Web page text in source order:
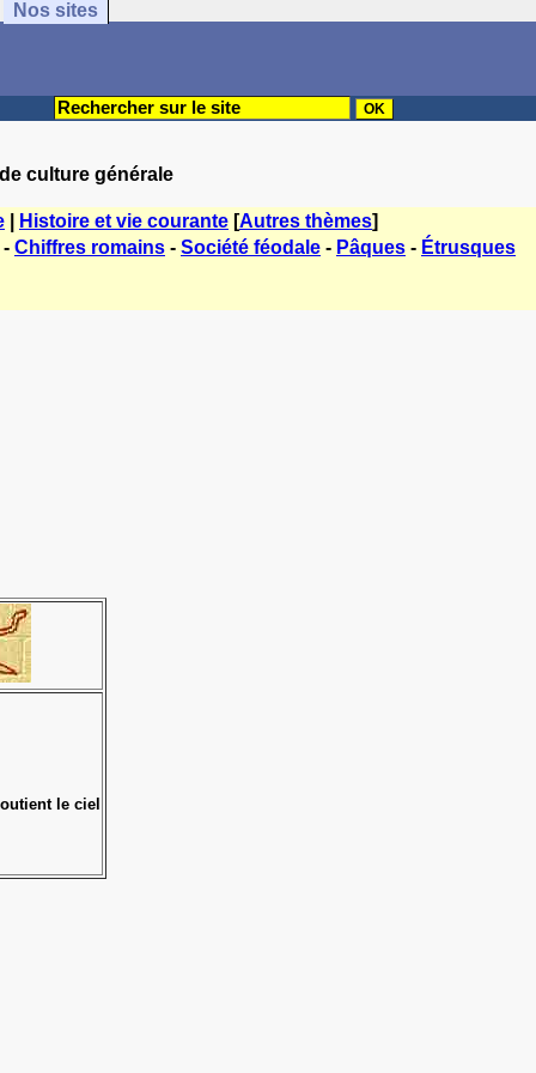
Nos sites
culture générale
Histoire et vie courante [Autres thèmes]
- Chiffres romains - Société féodale - Pâques - Étrusques
le ciel